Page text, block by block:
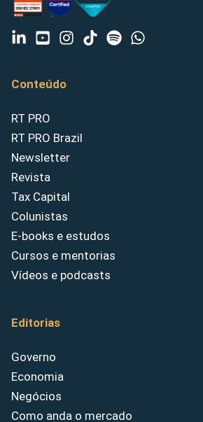
Conteúdo
RT PRO
RT PRO Brazil
Newsletter
Revista
Tax Capital
Colunistas
E-books e estudos
Cursos e mentorias
Vídeos e podcasts
Editorias
Governo
Economia
Negócios
Como anda o mercado